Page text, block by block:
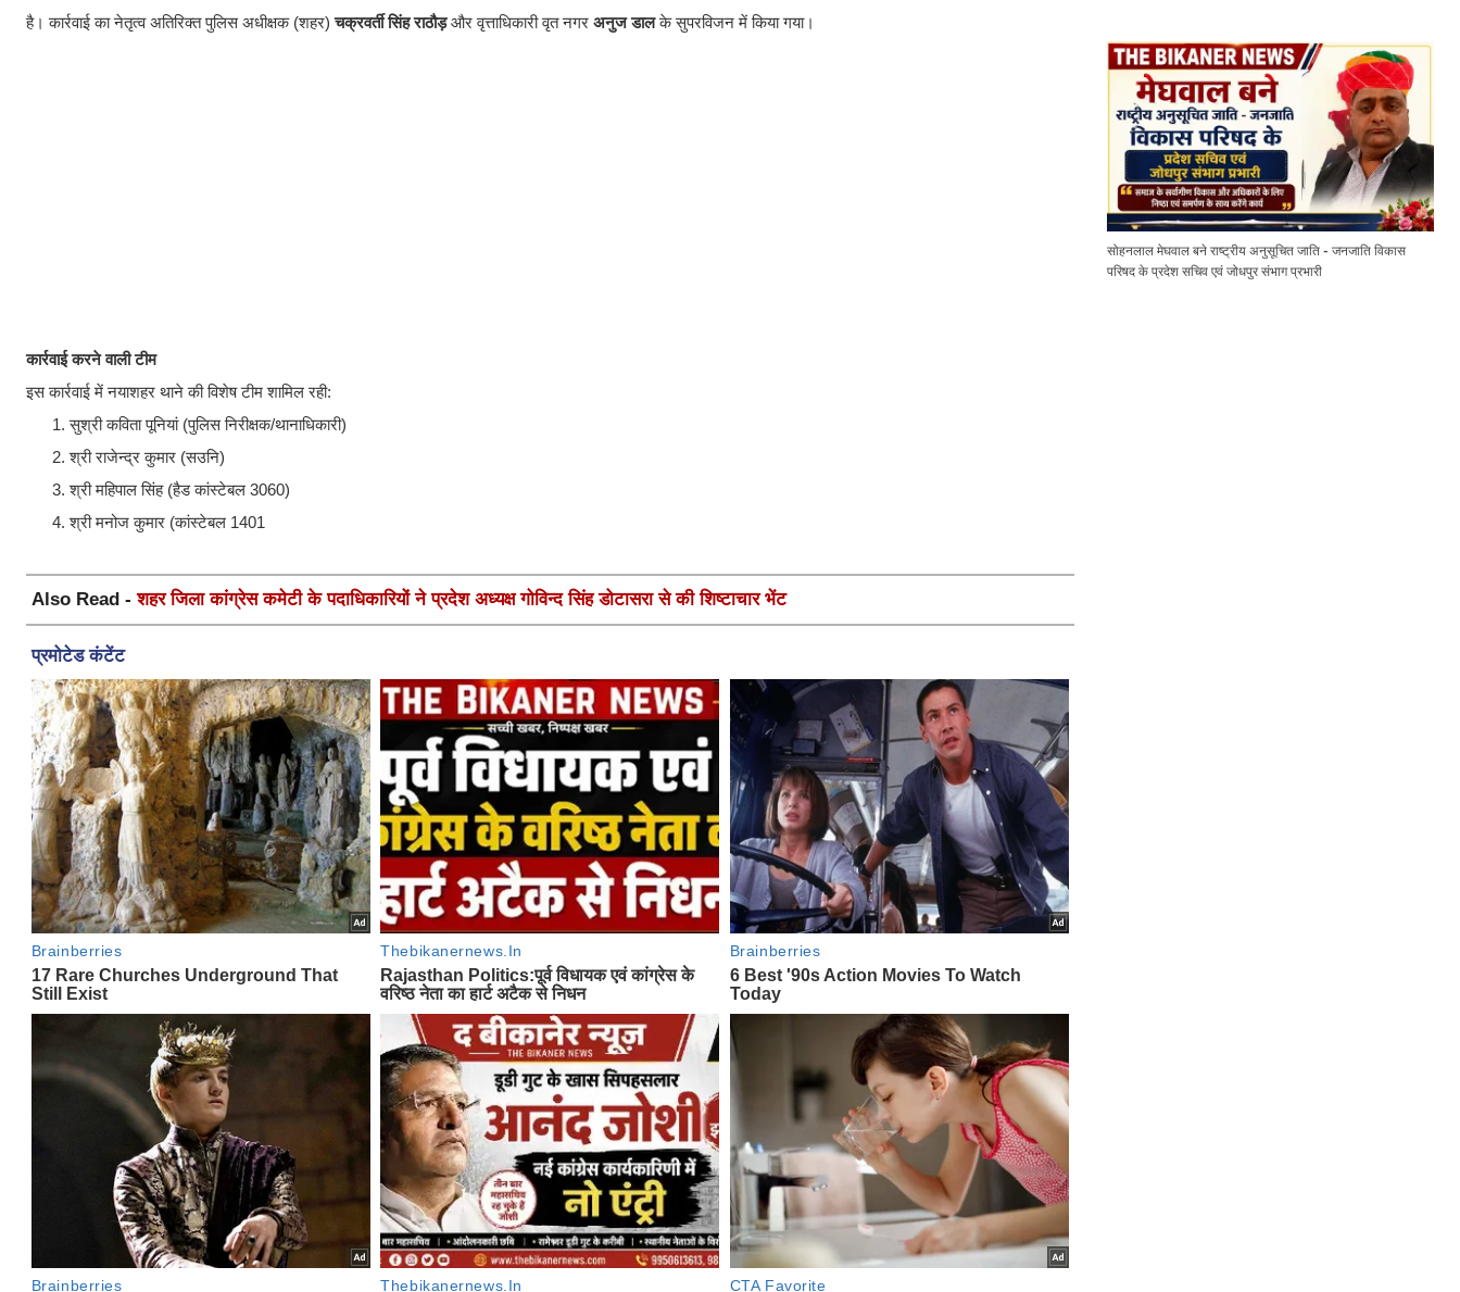
है। कार्रवाई का नेतृत्व अतिरिक्त पुलिस अधीक्षक (शहर)चक्रवर्ती सिंह राठौड़और वृत्ताधिकारी वृत नगर अनुज डालके सुपरविजन में किया गया।
कार्रवाई करने वाली टीम
इस कार्रवाई में नयाशहर थाने की विशेष टीम शामिल रही:
​सुश्री कविता पूनियां (पुलिस निरीक्षक/थानाधिकारी)
​श्री राजेन्द्र कुमार (सउनि)
​श्री महिपाल सिंह (हैड कांस्टेबल 3060)
​श्री मनोज कुमार (कांस्टेबल 1401
Also Read -शहर जिला कांग्रेस कमेटी के पदाधिकारियों ने प्रदेश अध्यक्ष गोविन्द सिंह डोटासरा से की शिष्टाचार भेंट
सोहनलाल मेघवाल बने राष्ट्रीय अनुसूचित जाति - जनजाति विकास
परिषद के प्रदेश सचिव एवं जोधपुर संभाग प्रभारी